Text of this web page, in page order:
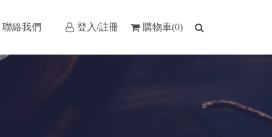
聯絡我們 登入/註冊 購物車(0)